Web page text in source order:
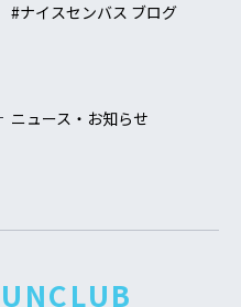
#ナイスセンバス ブログ
ニュース・お知らせ